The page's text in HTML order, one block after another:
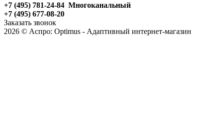
+7 (495) 781-24-84 Многоканальный
+7 (495) 677-08-20
Заказать звонок
2026 © Аспро: Optimus - Адаптивный интернет-магазин